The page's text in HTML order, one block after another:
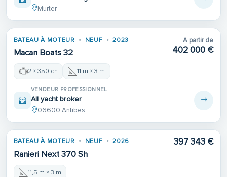
Murter
BATEAU À MOTEUR NEUF 2023
Macan Boats 32
A partir de
402 000 €
2 × 350 ch 11 m × 3 m
VENDEUR PROFESSIONNEL
All yacht broker
06600 Antibes
BATEAU À MOTEUR NEUF 2026
Ranieri Next 370 Sh
397 343 €
11,5 m × 3 m